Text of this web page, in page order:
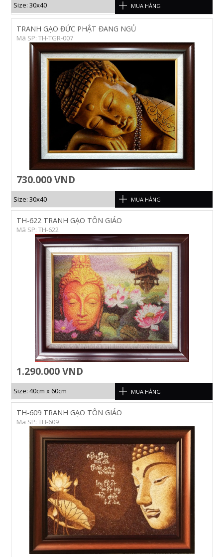
Size: 30x40 MUA HÀNG
TRANH GẠO ĐỨC PHẬT ĐANG NGỦ
Mã SP: TH-TGR-007
730.000 VND
Size: 30x40 MUA HÀNG
TH-622 TRANH GẠO TÔN GIÁO
Mã SP: TH-622
1.290.000 VND
Size: 40cm x 60cm MUA HÀNG
TH-609 TRANH GẠO TÔN GIÁO
Mã SP: TH-609